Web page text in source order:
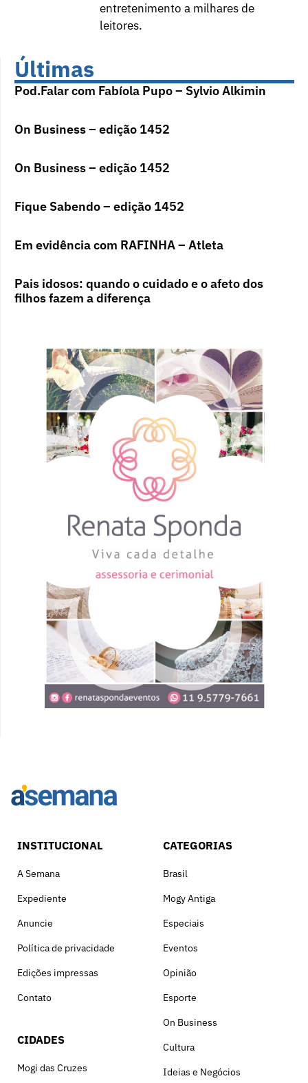
entretenimento a milhares de
leitores.
Últimas
Pod.Falar com Fabíola Pupo – Sylvio Alkimin
On Business – edição 1452
On Business – edição 1452
Fique Sabendo – edição 1452
Em evidência com RAFINHA – Atleta
Pais idosos: quando o cuidado e o afeto dos
filhos fazem a diferença
INSTITUCIONAL
A Semana
Expediente
Anuncie
Política de privacidade
Edições impressas
Contato
CIDADES
Mogi das Cruzes
CATEGORIAS
Brasil
Mogy Antiga
Especiais
Eventos
Opinião
Esporte
On Business
Cultura
Ideias e Negócios